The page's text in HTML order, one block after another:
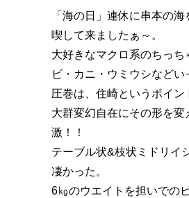
「海の日」連休に串本の
喫して来ましたぁ～。
大好きなマクロ系のちっち
ビ・カニ・ウミウシなどい
圧巻は、住崎というポイン
大群変幻自在にその形を変
激！！
テーブル状&枝状ミドリイ
凄かった。
6㎏のウエイトを担いでの